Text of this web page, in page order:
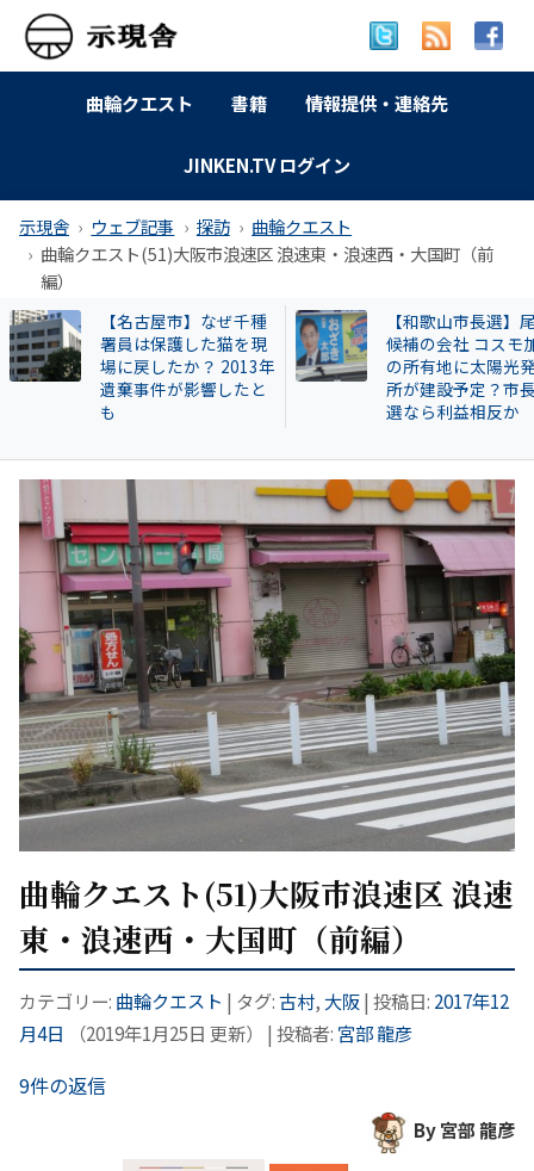
曲輪クエスト 書籍 情報提供・連絡先
JINKEN.TV ログイン
示現舎 ウェブ記事 探訪
曲輪クエスト
曲輪クエスト(51)大阪市浪速区 浪速東・浪速西・大国町（前
編）
【和歌山市長選】尾崎
候補の会社 コスモ加太
の所有地に太陽光発電
所が建設予定？市長当
選なら利益相反か
特別企画 解放同盟
政等が 過去に公開
部落・同和地区リ
曲輪クエスト(51)大阪市浪速区 浪速
東・浪速西・大国町（前編）
カテゴリー: 曲輪クエスト | タグ:古村, 大阪| 投稿日: 2017年12
月4日
（2019年1月25日 更新） | 投稿者: 宮部 龍彦
9件の返信
By 宮部 龍彦